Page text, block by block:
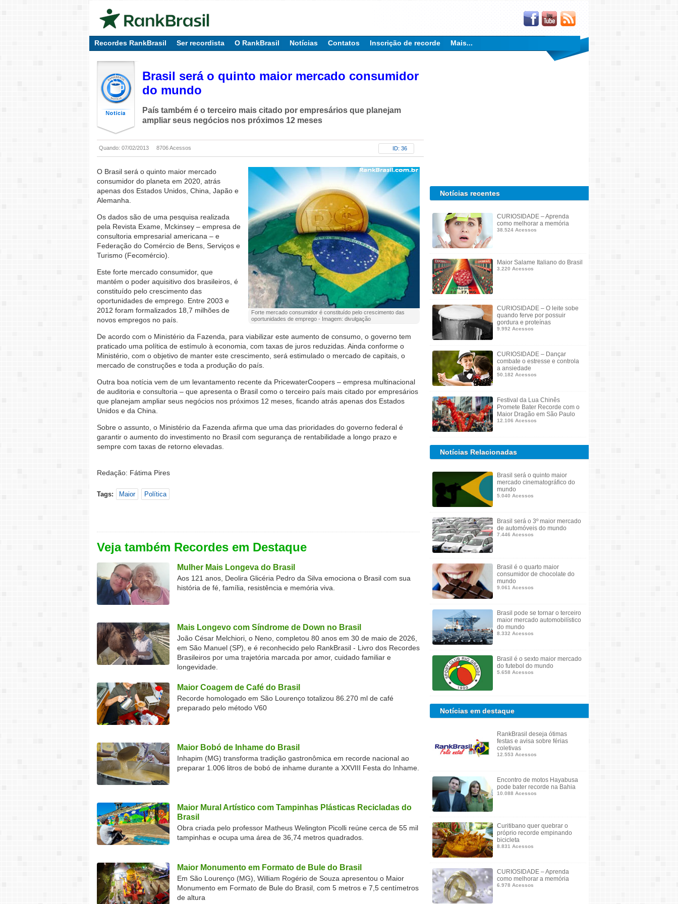
Recordes RankBrasil Ser recordista O RankBrasil Notícias Contatos Inscrição de recorde Mais...
Brasil será o quinto maior mercado consumidor
do mundo
País também é o terceiro mais citado por empresários que planejam
ampliar seus negócios nos próximos 12 meses
Quando: 07/02/2013 8706 Acessos ID: 36
Forte mercado consumidor é constituído pelo crescimento das
oportunidades de emprego - Imagem: divulgação
O Brasil será o quinto maior mercado
consumidor do planeta em 2020, atrás
apenas dos Estados Unidos, China, Japão e
Alemanha.
Os dados são de uma pesquisa realizada
pela Revista Exame, Mckinsey – empresa de
consultoria empresarial americana – e
Federação do Comércio de Bens, Serviços e
Turismo (Fecomércio).
Este forte mercado consumidor, que
mantém o poder aquisitivo dos brasileiros, é
constituído pelo crescimento das
oportunidades de emprego. Entre 2003 e
2012 foram formalizados 18,7 milhões de
novos empregos no país.
De acordo com o Ministério da Fazenda, para viabilizar este aumento de consumo, o governo tem
praticado uma política de estímulo à economia, com taxas de juros reduzidas. Ainda conforme o
Ministério, com o objetivo de manter este crescimento, será estimulado o mercado de capitais, o
mercado de construções e toda a produção do país.
Outra boa notícia vem de um levantamento recente da PricewaterCoopers – empresa multinacional
de auditoria e consultoria – que apresenta o Brasil como o terceiro país mais citado por empresários
que planejam ampliar seus negócios nos próximos 12 meses, ficando atrás apenas dos Estados
Unidos e da China.
Sobre o assunto, o Ministério da Fazenda afirma que uma das prioridades do governo federal é
garantir o aumento do investimento no Brasil com segurança de rentabilidade a longo prazo e
sempre com taxas de retorno elevadas.
Redação: Fátima Pires
Tags: Maior Política
Veja também Recordes em Destaque
Mulher Mais Longeva do Brasil
Aos 121 anos, Deolira Glicéria Pedro da Silva emociona o Brasil com sua
história de fé, família, resistência e memória viva.
Mais Longevo com Síndrome de Down no Brasil
João César Melchiori, o Neno, completou 80 anos em 30 de maio de 2026,
em São Manuel (SP), e é reconhecido pelo RankBrasil - Livro dos Recordes
Brasileiros por uma trajetória marcada por amor, cuidado familiar e
longevidade.
Maior Coagem de Café do Brasil
Recorde homologado em São Lourenço totalizou 86.270 ml de café
preparado pelo método V60
Maior Bobó de Inhame do Brasil
Inhapim (MG) transforma tradição gastronômica em recorde nacional ao
preparar 1.006 litros de bobó de inhame durante a XXVIII Festa do Inhame.
Maior Mural Artístico com Tampinhas Plásticas Recicladas do
Brasil
Obra criada pelo professor Matheus Welington Picolli reúne cerca de 55 mil
tampinhas e ocupa uma área de 36,74 metros quadrados.
Maior Monumento em Formato de Bule do Brasil
Em São Lourenço (MG), William Rogério de Souza apresentou o Maior
Monumento em Formato de Bule do Brasil, com 5 metros e 7,5 centímetros
de altura
Notícias recentes
CURIOSIDADE – Aprenda
como melhorar a memória
38.524 Acessos
Maior Salame Italiano do Brasil
3.220 Acessos
CURIOSIDADE – O leite sobe
quando ferve por possuir
gordura e proteínas
9.992 Acessos
CURIOSIDADE – Dançar
combate o estresse e controla
a ansiedade
50.182 Acessos
Festival da Lua Chinês
Promete Bater Recorde com o
Maior Dragão em São Paulo
12.106 Acessos
Notícias Relacionadas
Brasil será o quinto maior
mercado cinematográfico do
mundo
5.040 Acessos
Brasil será o 3º maior mercado
de automóveis do mundo
7.446 Acessos
Brasil é o quarto maior
consumidor de chocolate do
mundo
9.061 Acessos
Brasil pode se tornar o terceiro
maior mercado automobilístico
do mundo
8.332 Acessos
Brasil é o sexto maior mercado
do futebol do mundo
5.658 Acessos
Notícias em destaque
RankBrasil deseja ótimas
festas e avisa sobre férias
coletivas
12.553 Acessos
Encontro de motos Hayabusa
pode bater recorde na Bahia
10.088 Acessos
Curitibano quer quebrar o
próprio recorde empinando
bicicleta
8.831 Acessos
CURIOSIDADE – Aprenda
como melhorar a memória
6.978 Acessos